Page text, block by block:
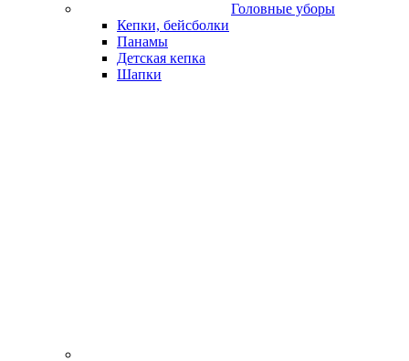
Головные уборы
Кепки, бейсболки
Панамы
Детская кепка
Шапки